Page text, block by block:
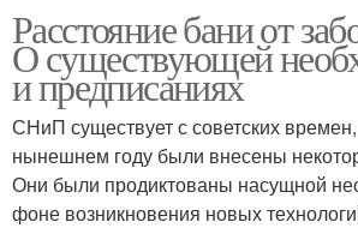
Расстояние бани от
О существующей
и предписаниях
СНиП существует с советских
нынешнем году были внесены
Они были продиктованы насущной
фоне возникновения новых